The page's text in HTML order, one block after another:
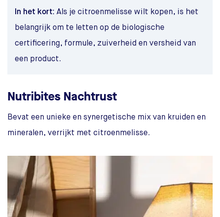
In het kort: Als je citroenmelisse wilt kopen, is het
belangrijk om te letten op de biologische
certificering, formule, zuiverheid en versheid van
een product.
Nutribites Nachtrust
Bevat een unieke en synergetische mix van kruiden en
mineralen, verrijkt met citroenmelisse.